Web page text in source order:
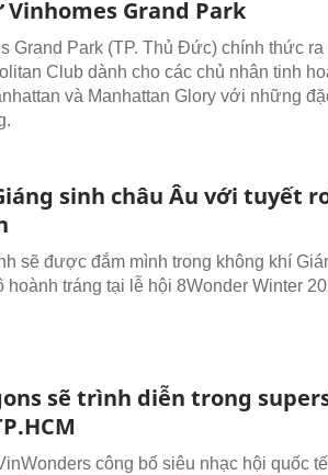
Grand Park
Grand Park (TP. Thủ Đức) chính thức ra
Club dành cho các chủ nhân tinh
và Manhattan Glory với những
sinh châu Âu với tuyết
sẽ được đắm mình trong không khí
hoành tráng tại lễ hội 8Wonder Winter
sẽ trình diễn trong
công bố siêu nhạc hội quốc